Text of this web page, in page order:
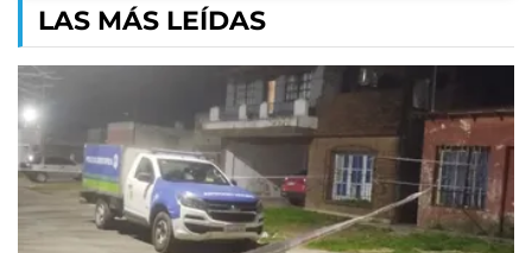
LAS MÁS LEÍDAS